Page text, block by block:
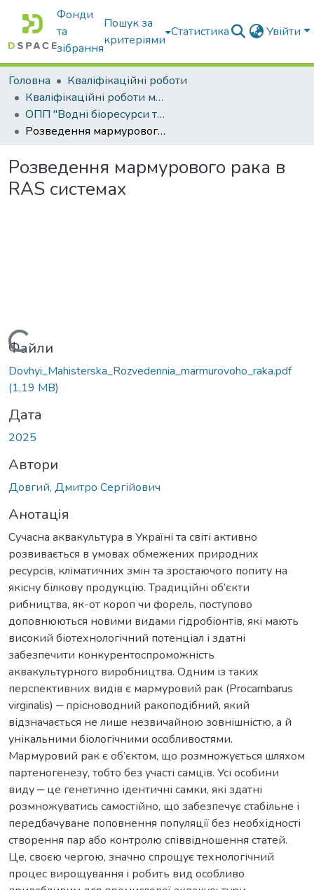
Фонди
та
зібрання
Пошук за
критеріями
Статистика Увійти
Головна
Кваліфікаційні роботи
Кваліфікаційні роботи магістрів
ОПП "Водні біоресурси та аквакультура"
Розведення мармурового рака в RAS системах
Розведення мармурового рака в
RAS системах
Файли
Dovhyi_Mahisterska_Rozvedennia_marmurovoho_raka.pdf
(1,19 MB)
Дата
2025
Автори
Довгий, Дмитро Сергійович
Анотація
Сучасна аквакультура в Україні та світі активно
розвивається в умовах обмежених природних
ресурсів, кліматичних змін та зростаючого попиту на
якісну білкову продукцію. Традиційні об’єкти
рибництва, як-от короп чи форель, поступово
доповнюються новими видами гідробіонтів, які мають
високий біотехнологічний потенціал і здатні
забезпечити конкурентоспроможність
аквакультурного виробництва. Одним із таких
перспективних видів є мармуровий рак (Procambarus
virginalis) ‒ прісноводний ракоподібний, який
відзначається не лише незвичайною зовнішністю, а й
унікальними біологічними особливостями.
Мармуровий рак є об’єктом, що розмножується шляхом
партеногенезу, тобто без участі самців. Усі особини
виду ‒ це генетично ідентичні самки, які здатні
розмножуватись самостійно, що забезпечує стабільне і
передбачуване поповнення популяції без необхідності
створення пар або контролю співвідношення статей.
Це, своєю чергою, значно спрощує технологічний
процес вирощування і робить вид особливо